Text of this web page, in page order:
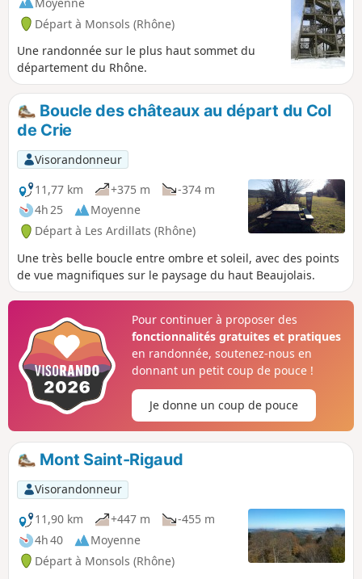
Départ à Monsols (Rhône)
Une randonnée sur le plus haut sommet du
département du Rhône.
Boucle des châteaux au départ du Col
de Crie
Visorandonneur
11,77 km
+375 m
-374 m
4h 25
Moyenne
Départ à Les Ardillats (Rhône)
Une très belle boucle entre ombre et soleil, avec des points
de vue magnifiques sur le paysage du haut Beaujolais.
Pour continuer à proposer des
fonctionnalités gratuites et pratiques
en randonnée, soutenez-nous en
donnant un petit coup de pouce !
Je donne un coup de pouce
Mont Saint-Rigaud
Visorandonneur
11,90 km
+447 m
-455 m
4h 40
Moyenne
Départ à Monsols (Rhône)